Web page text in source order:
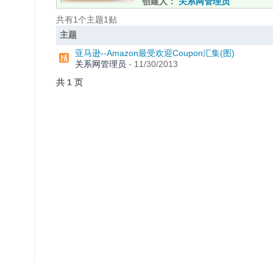
共有1个主题1贴
主题
亚马逊--Amazon最受欢迎Coupon汇集(图)
关系网管理员 - 11/30/2013
共 1 页